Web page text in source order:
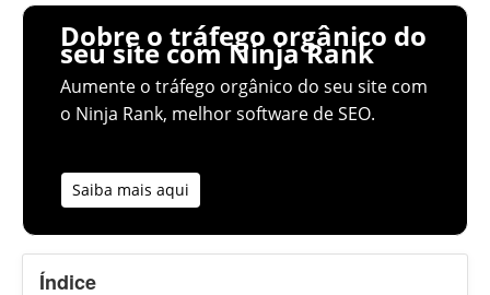
Dobre o tráfego orgânico do
seu site com Ninja Rank
Aumente o tráfego orgânico do seu site com
o Ninja Rank, melhor software de SEO.
Saiba mais aqui
Índice